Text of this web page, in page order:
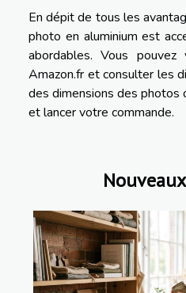
En dépit de tous les
photo en aluminium est
abordables. Vous
Amazon.fr et consulter les
des dimensions des photos
et lancer votre commande.